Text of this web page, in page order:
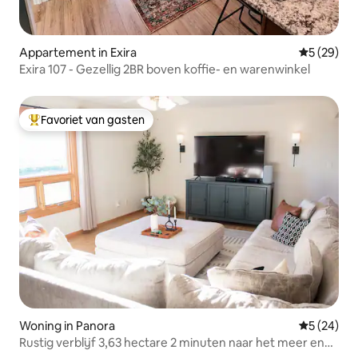
Appartement in Exira
5 (29)
Exira 107 - Gezellig 2BR boven koffie- en warenwinkel
Topfavoriet van gasten
Favoriet van gasten
Woning in Panora
5 (24)
Rustig verblijf 3,63 hectare 2 minuten naar het meer en